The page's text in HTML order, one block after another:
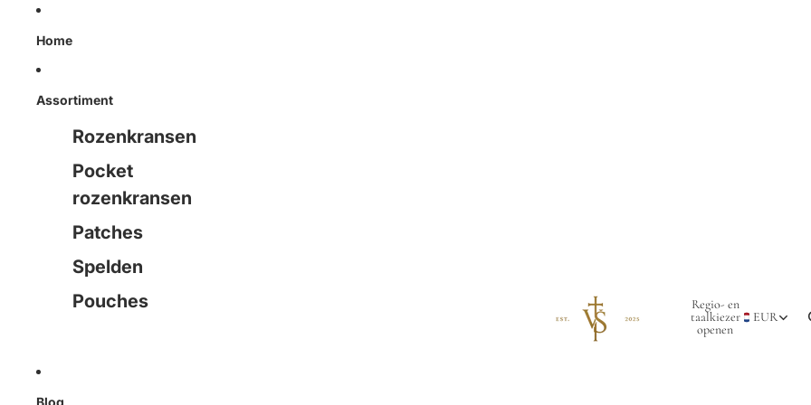
Home
Assortiment
Rozenkransen
Pocket
rozenkransen
Patches
Spelden
Pouches
Blog
Regio- en
taalkiezer
openen
EUR